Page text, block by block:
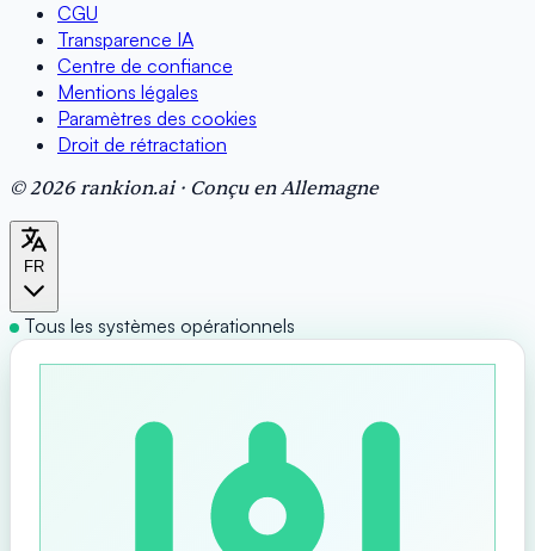
CGU
Transparence IA
Centre de confiance
Mentions légales
Paramètres des cookies
Droit de rétractation
© 2026 rankion.ai · Conçu en Allemagne
FR
Tous les systèmes opérationnels